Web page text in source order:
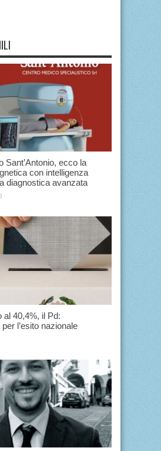
Sant’Antonio, ecco la
con intelligenza
diagnostica avanzata
al 40,4%, il Pd:
l’esito nazionale